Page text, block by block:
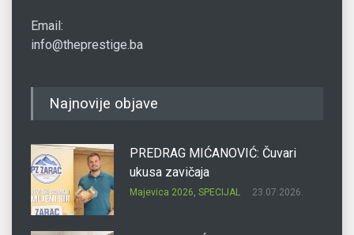
Email:
info@theprestige.ba
Najnovije objave
PREDRAG MIĆANOVIĆ: Čuvari
ukusa zavičaja
Majevica 2026, SPECIJAL 23.07.2026.